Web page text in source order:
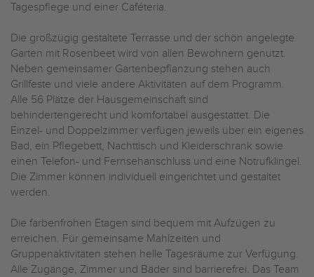
Tagespflege und einer Caféteria.
Die großzügig gestaltete Terrasse und der schön angelegte
Garten mit Rosenbeet wird von allen Bewohnern genutzt.
Neben gemeinsamer Gartenbepflanzung stehen auch
Grillfeste und viele andere Aktivitäten auf dem Programm.
Alle 56 Plätze der Hausgemeinschaft sind
behindertengerecht und komfortabel ausgestattet. Die
Einzel- und Doppelzimmer verfügen jeweils über ein eigenes
Bad, ein Pflegebett, Nachttisch und Kleiderschrank sowie
einen Telefon- und Fernsehanschluss und eine Notrufklingel.
Die Zimmer können individuell eingerichtet und gestaltet
werden.
Die farbenfrohen Etagen sind bequem mit Aufzügen zu
erreichen. Für gemeinsame Mahlzeiten und
Gruppenaktivitäten stehen helle Tagesräume zur Verfügung.
Alle Zugänge, Zimmer und Bäder sind barrierefrei. Das Team